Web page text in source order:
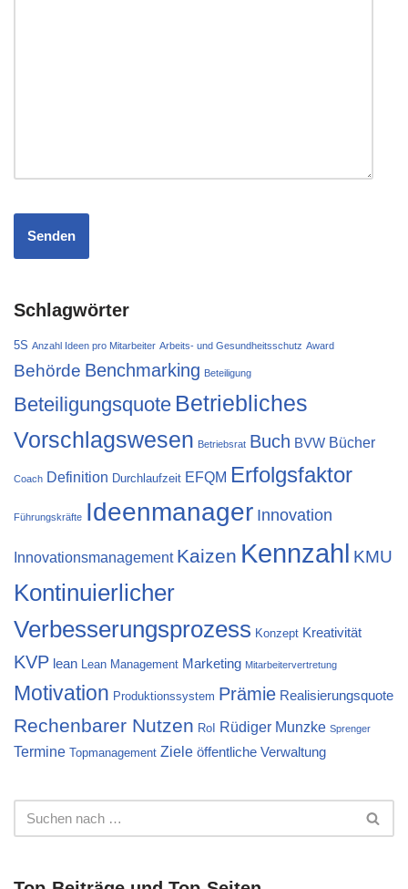
Schlagwörter
5S Anzahl Ideen pro Mitarbeiter Arbeits- und Gesundheitsschutz Award
Behörde Benchmarking Beteiligung
Beteiligungsquote Betriebliches
Vorschlagswesen Betriebsrat Buch BVW Bücher
Coach Definition Durchlaufzeit EFQM Erfolgsfaktor
Führungskräfte Ideenmanager Innovation
Innovationsmanagement Kaizen Kennzahl KMU
Kontinuierlicher
Verbesserungsprozess Konzept Kreativität
KVP lean Lean Management Marketing Mitarbeitervertretung
Motivation Produktionssystem Prämie Realisierungsquote
Rechenbarer Nutzen RoI Rüdiger Munzke Sprenger
Termine Topmanagement Ziele öffentliche Verwaltung